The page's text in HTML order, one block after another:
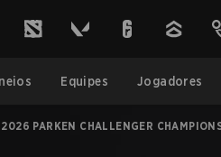
Equipes Jogadores
2026 PARKEN CHALLENGER